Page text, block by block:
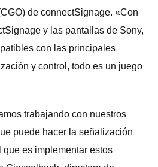
de connectSignage. «Con
y las pantallas de Sony,
con las principales
y control, todo es un juego
trabajando con nuestros
puede hacer la señalización
es implementar estos